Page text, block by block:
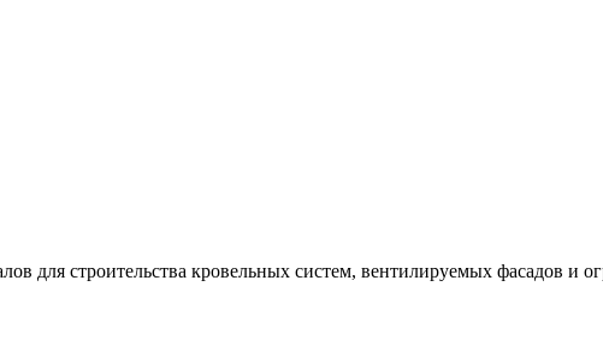
для строительства кровельных систем, вентилируемых фасадов и